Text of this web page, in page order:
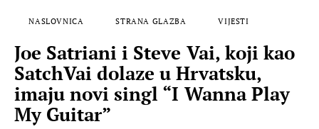
NASLOVNICA STRANA GLAZBA VIJESTI
Joe Satriani i Steve Vai, koji kao
SatchVai dolaze u Hrvatsku,
imaju novi singl “I Wanna Play
My Guitar”